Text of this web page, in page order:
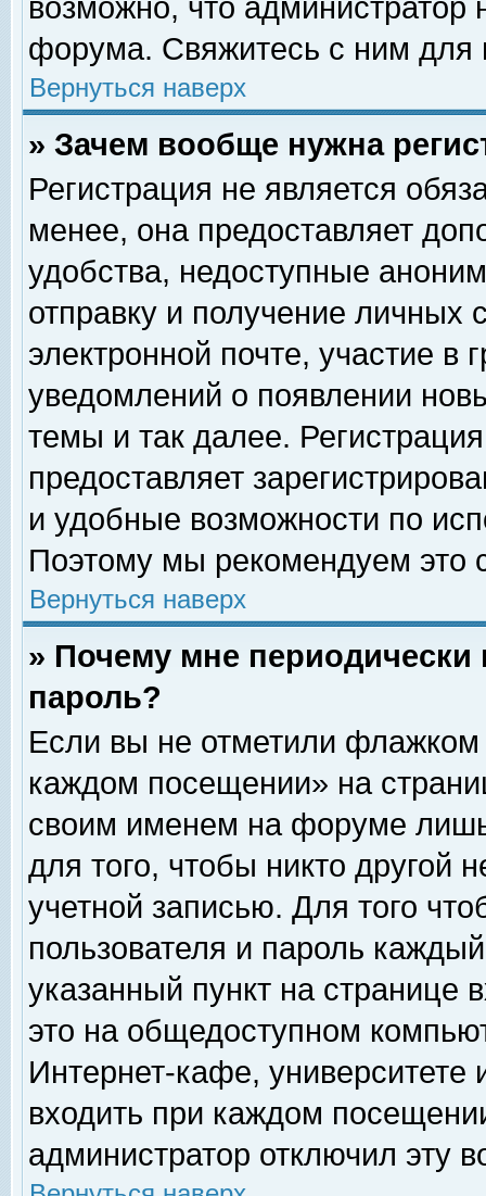
возможно, что
форума. Свяжитесь с ним для
Вернуться наверх
» Зачем вообще нужна
Регистрация не является
менее, она предоставляет
удобства, недоступные
отправку и получение личных
электронной почте, участие в
уведомлений о появлении
темы и так далее.
предоставляет
и удобные возможности по
Поэтому мы рекомендуем это
Вернуться наверх
» Почему мне
пароль?
Если вы не отметили флажком
каждом посещении» на
своим именем на форуме
для того, чтобы никто другой
учетной записью. Для того
пользователя и пароль
указанный пункт на
это на общедоступном
Интернет-кафе, университете
входить при каждом
администратор отключил эту